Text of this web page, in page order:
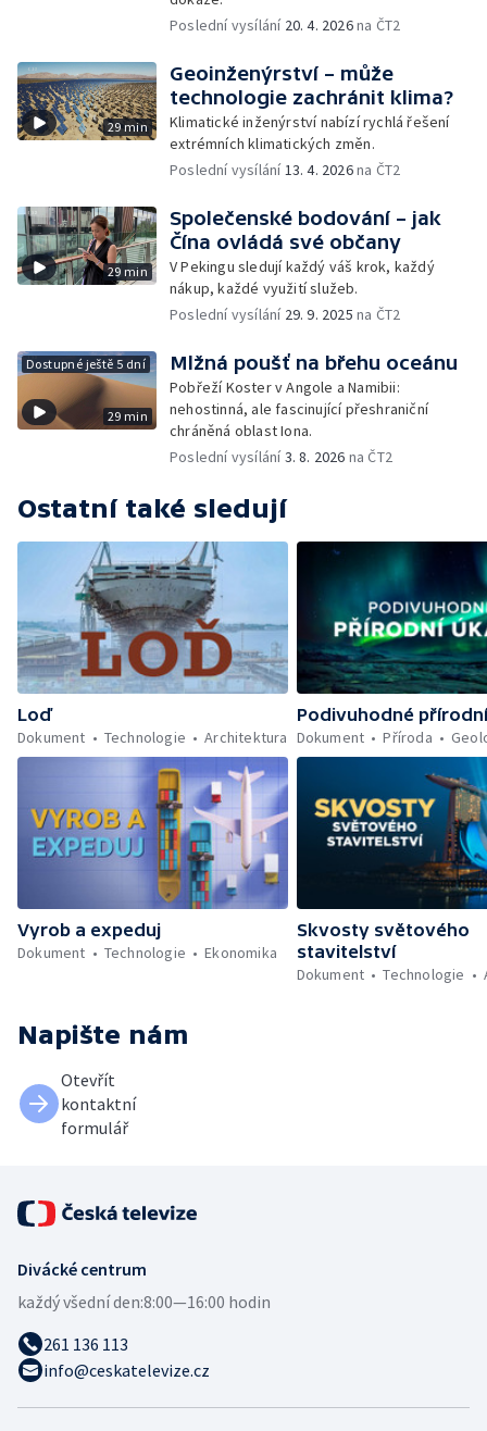
Poslední vysílání 20. 4. 2026na ČT2
29 min
Geoinženýrství – může
technologie zachránit klima?
Klimatické inženýrství nabízí rychlá řešení
extrémních klimatických změn.
Poslední vysílání13. 4. 2026na ČT2
29 min
Společenské bodování – jak
Čína ovládá své občany
V Pekingu sledují každý váš krok, každý
nákup, každé využití služeb.
Poslední vysílání 29. 9. 2025 na ČT2
Dostupné ještě 5 dní
29 min
Mlžná poušť na břehu oceánu
Pobřeží Koster v Angole a Namibii:
nehostinná, ale fascinující přeshraniční
chráněná oblast Iona.
Poslední vysílání3. 8. 2026 na ČT2
Ostatní také sledují
Loď
Dokument
Technologie Architektura
Podivuhodné
Dokument
Příroda
Vyrob a expeduj
Dokument
Technologie Ekonomika
Skvosty světového
stavitelství
Dokument
Technologie
Napište nám
Otevřít
kontaktní
formulář
Divácké centrum
každý všední den:8:00—16:00 hodin
261 136 113
info@ceskatelevize.cz